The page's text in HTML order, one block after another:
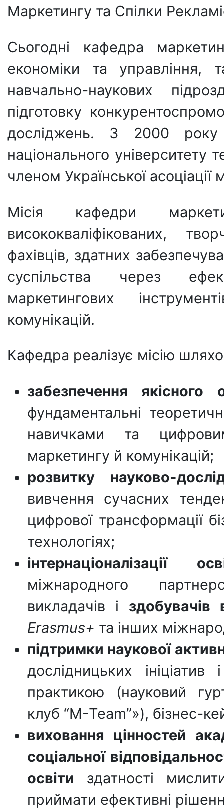
Маркетингу та Спілки
Сьогодні кафедра
економіки та управління,
навчально-наукових
підготовку
досліджень. З 2000 року
національного університету
членом Української
Місія кафедри
висококваліфікованих,
фахівців, здатних
суспільства через
маркетингових
комунікацій.
Кафедра реалізує місію
забезпечення якісного
фундаментальні
навичками та
маркетингу й комунікацій;
розвитку науково-
вивчення сучасних
цифрової трансформації
технологіях;
інтернаціоналізації
міжнародного
викладачів і здобувачів
Erasmus+ та інших
підтримки наукової
дослідницьких ініціатив
практикою (науковий
клуб “М-Team”»), бізнес-
виховання цінностей
соціальної
освіти здатності
приймати ефективні